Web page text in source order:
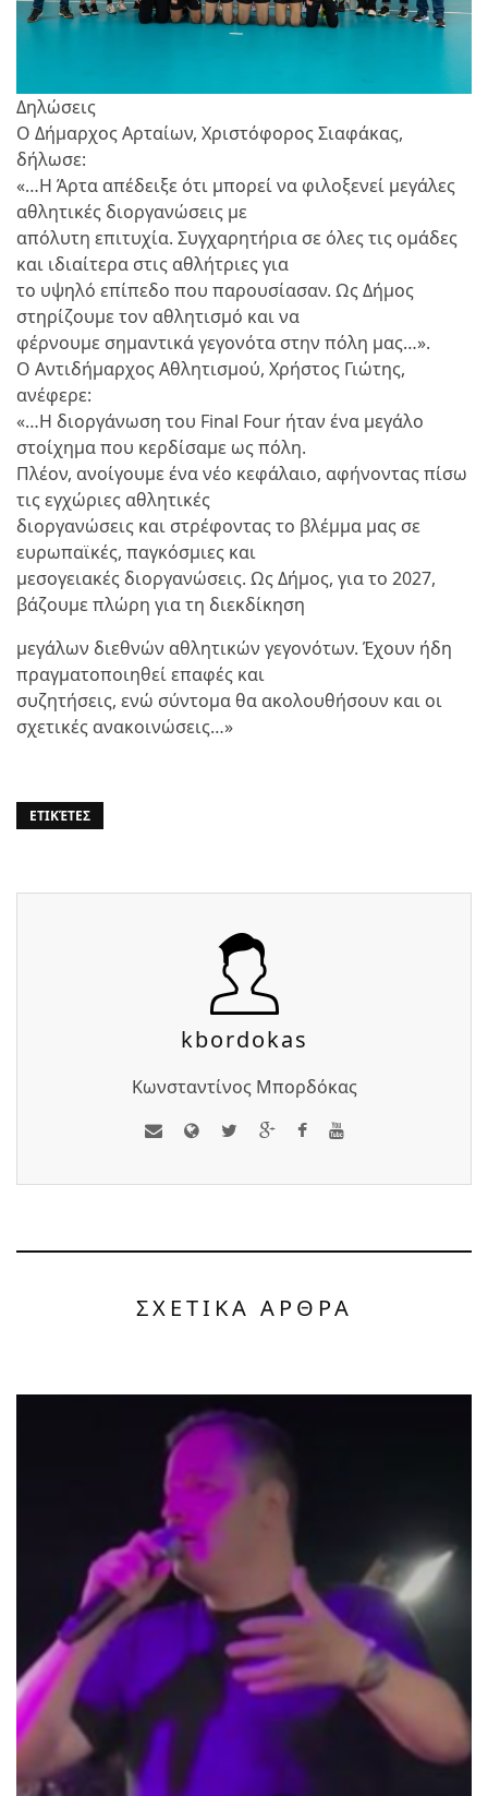
Δηλώσεις
Ο Δήμαρχος Αρταίων, Χριστόφορος Σιαφάκας,
δήλωσε:
«…Η Άρτα απέδειξε ότι μπορεί να φιλοξενεί μεγάλες
αθλητικές διοργανώσεις με
απόλυτη επιτυχία. Συγχαρητήρια σε όλες τις ομάδες
και ιδιαίτερα στις αθλήτριες για
το υψηλό επίπεδο που παρουσίασαν. Ως Δήμος
στηρίζουμε τον αθλητισμό και να
φέρνουμε σημαντικά γεγονότα στην πόλη μας…».
Ο Αντιδήμαρχος Αθλητισμού, Χρήστος Γιώτης,
ανέφερε:
«…Η διοργάνωση του Final Four ήταν ένα μεγάλο
στοίχημα που κερδίσαμε ως πόλη.
Πλέον, ανοίγουμε ένα νέο κεφάλαιο, αφήνοντας πίσω
τις εγχώριες αθλητικές
διοργανώσεις και στρέφοντας το βλέμμα μας σε
ευρωπαϊκές, παγκόσμιες και
μεσογειακές διοργανώσεις. Ως Δήμος, για το 2027,
βάζουμε πλώρη για τη διεκδίκηση
μεγάλων διεθνών αθλητικών γεγονότων. Έχουν ήδη
πραγματοποιηθεί επαφές και
συζητήσεις, ενώ σύντομα θα ακολουθήσουν και οι
σχετικές ανακοινώσεις…»
ΕΤΙΚΈΤΕΣ
kbordokas
Κωνσταντίνος Μπορδόκας
ΣΧΕΤΙΚΑ ΑΡΘΡΑ